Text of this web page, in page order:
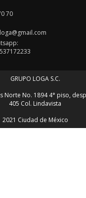
70
GRUPO LOGA S.C.
Norte No. 1894 4° piso,
405 Col. Lindavista
2021 Ciudad de México